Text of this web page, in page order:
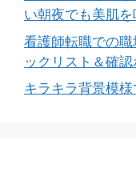
い朝夜でも美肌を
看護師転職での
ックリスト＆確
キラキラ背景模